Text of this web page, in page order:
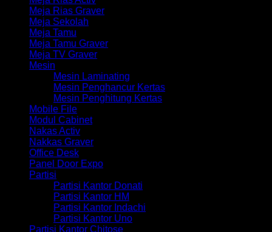
Meja Rias Graver
Meja Sekolah
Meja Tamu
Meja Tamu Graver
Meja TV Graver
Mesin
Mesin Laminating
Mesin Penghancur Kertas
Mesin Penghitung Kertas
Mobile File
Modul Cabinet
Nakas Activ
Nakkas Graver
Office Desk
Panel Door Expo
Partisi
Partisi Kantor Donati
Partisi Kantor HM
Partisi Kantor Indachi
Partisi Kantor Uno
Partisi Kantor Chitose